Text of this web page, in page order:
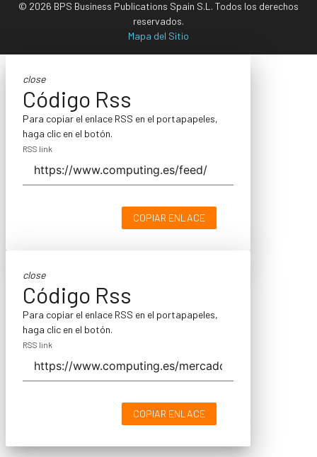
© 2026 BPS Business Publications Spain S.L. Todos los derechos
reservados.
Mapa del Sitio
close
Código Rss
Para copiar el enlace RSS en el portapapeles,
haga clic en el botón.
RSS link
COPIAR ENLACE
close
Código Rss
Para copiar el enlace RSS en el portapapeles,
haga clic en el botón.
RSS link
COPIAR ENLACE